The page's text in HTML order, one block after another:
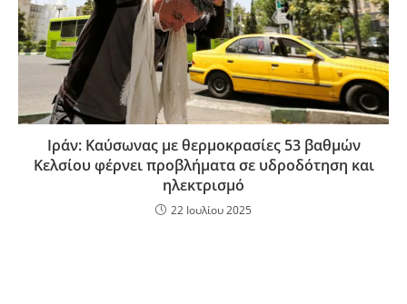
Ιράν: Καύσωνας με θερμοκρασίες 53 βαθμών
Κελσίου φέρνει προβλήματα σε υδροδότηση και
ηλεκτρισμό
22 Ιουλίου 2025